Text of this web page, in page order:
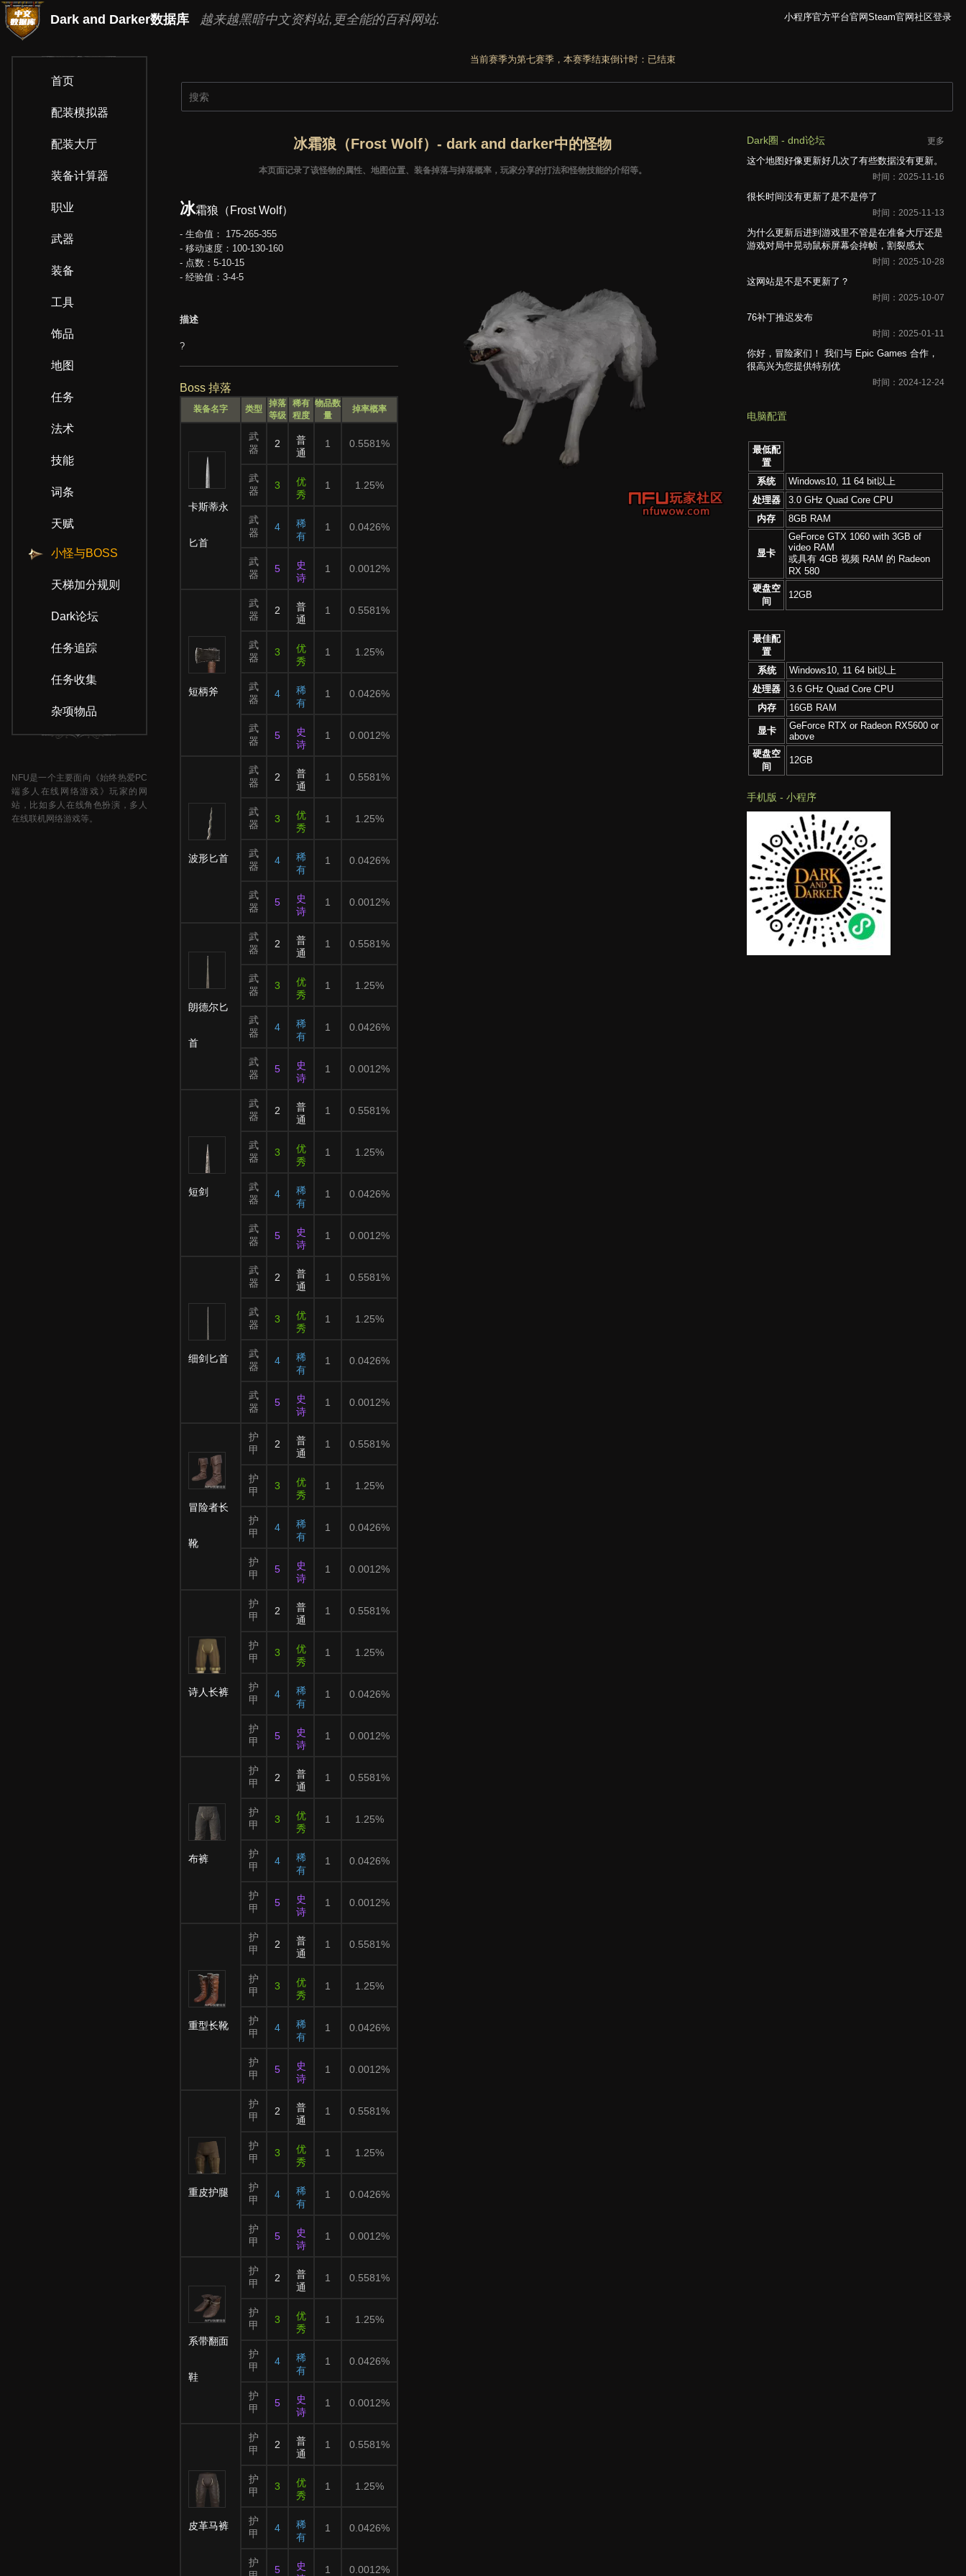
首页
配装模拟器
配装大厅
装备计算器
职业
武器
装备
工具
饰品
地图
任务
法术
技能
词条
天赋
小怪与BOSS
天梯加分规则
Dark论坛
任务追踪
任务收集
杂项物品
NFU是一个主要面向《始终热爱PC
端多人在线网络游戏》玩家的网
站，比如多人在线角色扮演，多人
在线联机网络游戏等。
Dark and Darker数据库 越来越黑暗中文资料站,更全能的百科网站. 小程序官方平台官网Steam官网社区登录
当前赛季为第七赛季，本赛季结束倒计时： 已结束
冰霜狼（Frost Wolf）- dark and darker中的怪物
本页面记录了该怪物的属性、地图位置、装备掉落与掉落概率，玩家分享的打法和怪物技能的介绍等。
冰霜狼（Frost Wolf）
- 生命值： 175-265-355
- 移动速度：100-130-160
- 点数：5-10-15
- 经验值：3-4-5
描述
?
Boss 掉落
装备名字 类型
掉落
等级
稀有
程度
物品数
量
掉率概率
卡斯蒂永
匕首
武
器
2
普
通
1 0.5581%
武
器
3
优
秀
1 1.25%
武
器
4
稀
有
1 0.0426%
武
器
5
史
诗
1 0.0012%
短柄斧
武
器
2
普
通
1 0.5581%
武
器
3
优
秀
1 1.25%
武
器
4
稀
有
1 0.0426%
武
器
5
史
诗
1 0.0012%
波形匕首
武
器
2
普
通
1 0.5581%
武
器
3
优
秀
1 1.25%
武
器
4
稀
有
1 0.0426%
武
器
5
史
诗
1 0.0012%
朗德尔匕
首
武
器
2
普
通
1 0.5581%
武
器
3
优
秀
1 1.25%
武
器
4
稀
有
1 0.0426%
武
器
5
史
诗
1 0.0012%
短剑
武
器
2
普
通
1 0.5581%
武
器
3
优
秀
1 1.25%
武
器
4
稀
有
1 0.0426%
武
器
5
史
诗
1 0.0012%
细剑匕首
武
器
2
普
通
1 0.5581%
武
器
3
优
秀
1 1.25%
武
器
4
稀
有
1 0.0426%
武
器
5
史
诗
1 0.0012%
冒险者长
靴
护
甲
2
普
通
1 0.5581%
护
甲
3
优
秀
1 1.25%
护
甲
4
稀
有
1 0.0426%
护
甲
5
史
诗
1 0.0012%
诗人长裤
护
甲
2
普
通
1 0.5581%
护
甲
3
优
秀
1 1.25%
护
甲
4
稀
有
1 0.0426%
护
甲
5
史
诗
1 0.0012%
布裤
护
甲
2
普
通
1 0.5581%
护
甲
3
优
秀
1 1.25%
护
甲
4
稀
有
1 0.0426%
护
甲
5
史
诗
1 0.0012%
重型长靴
护
甲
2
普
通
1 0.5581%
护
甲
3
优
秀
1 1.25%
护
甲
4
稀
有
1 0.0426%
护
甲
5
史
诗
1 0.0012%
重皮护腿
护
甲
2
普
通
1 0.5581%
护
甲
3
优
秀
1 1.25%
护
甲
4
稀
有
1 0.0426%
护
甲
5
史
诗
1 0.0012%
系带翻面
鞋
护
甲
2
普
通
1 0.5581%
护
甲
3
优
秀
1 1.25%
护
甲
4
稀
有
1 0.0426%
护
甲
5
史
诗
1 0.0012%
皮革马裤
护
甲
2
普
通
1 0.5581%
护
甲
3
优
秀
1 1.25%
护
甲
4
稀
有
1 0.0426%
护
5
史
1 0.0012%
Dark圈 - dnd论坛 更多
这个地图好像更新好几次了有些数据没有更新。
时间：2025-11-16
很长时间没有更新了是不是停了
时间：2025-11-13
为什么更新后进到游戏里不管是在准备大厅还是
游戏对局中晃动鼠标屏幕会掉帧，割裂感太
时间：2025-10-28
这网站是不是不更新了？
时间：2025-10-07
76补丁推迟发布
时间：2025-01-11
你好，冒险家们！ 我们与 Epic Games 合作，
很高兴为您提供特别优
时间：2024-12-24
电脑配置
最低配
置
系统
Windows10, 11 64 bit以上
处理器
3.0 GHz Quad Core CPU
内存
8GB RAM
显卡
GeForce GTX 1060 with 3GB of
video RAM
或具有 4GB 视频 RAM 的 Radeon
RX 580
硬盘空
间
12GB
最佳配
置
系统
Windows10, 11 64 bit以上
处理器
3.6 GHz Quad Core CPU
内存
16GB RAM
显卡
GeForce RTX or Radeon RX5600 or
above
硬盘空
间
12GB
手机版 - 小程序